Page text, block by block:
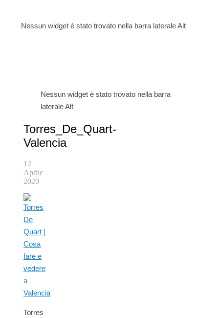
Nessun widget è stato trovato nella barra laterale Alt
Nessun widget è stato trovato nella barra
laterale Alt
Torres_De_Quart-
Valencia
12
Aprile
2020
Torres